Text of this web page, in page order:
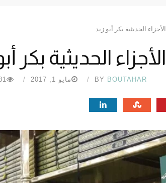
الأجزاء الحديثية بكر أبو زيد
الأجزاء الحديثية بكر
BY BOUTAHAR مايو 1, 2017